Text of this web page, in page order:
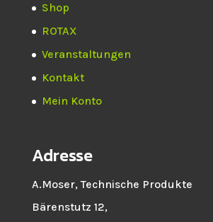
Shop
ROTAX
Veranstaltungen
Kontakt
Mein Konto
Adresse
A.Moser, Technische Produkte
Bärenstutz 12,